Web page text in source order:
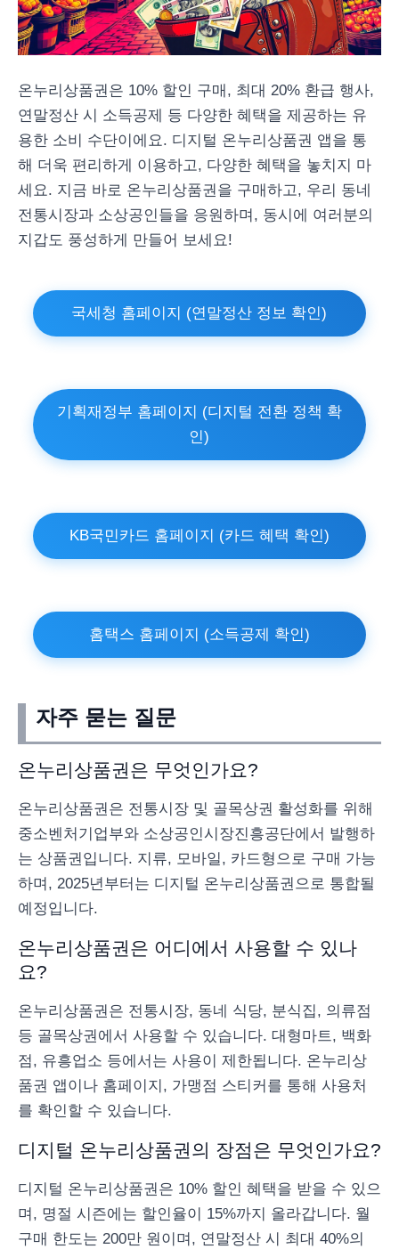
온누리상품권은 10% 할인 구매, 최대 20% 환급 행사,
연말정산 시 소득공제 등 다양한 혜택을 제공하는 유
용한 소비 수단이에요. 디지털 온누리상품권 앱을 통
해 더욱 편리하게 이용하고, 다양한 혜택을 놓치지 마
세요. 지금 바로 온누리상품권을 구매하고, 우리 동네
전통시장과 소상공인들을 응원하며, 동시에 여러분의
지갑도 풍성하게 만들어 보세요!
국세청 홈페이지 (연말정산 정보 확인)
기획재정부 홈페이지 (디지털 전환 정책 확
인)
KB국민카드 홈페이지 (카드 혜택 확인)
홈택스 홈페이지 (소득공제 확인)
자주 묻는 질문
온누리상품권은 무엇인가요?
온누리상품권은 전통시장 및 골목상권 활성화를 위해
중소벤처기업부와 소상공인시장진흥공단에서 발행하
는 상품권입니다. 지류, 모바일, 카드형으로 구매 가능
하며, 2025년부터는 디지털 온누리상품권으로 통합될
예정입니다.
온누리상품권은 어디에서 사용할 수 있나
요?
온누리상품권은 전통시장, 동네 식당, 분식집, 의류점
등 골목상권에서 사용할 수 있습니다. 대형마트, 백화
점, 유흥업소 등에서는 사용이 제한됩니다. 온누리상
품권 앱이나 홈페이지, 가맹점 스티커를 통해 사용처
를 확인할 수 있습니다.
디지털 온누리상품권의 장점은 무엇인가요?
디지털 온누리상품권은 10% 할인 혜택을 받을 수 있으
며, 명절 시즌에는 할인율이 15%까지 올라갑니다. 월
구매 한도는 200만 원이며, 연말정산 시 최대 40%의